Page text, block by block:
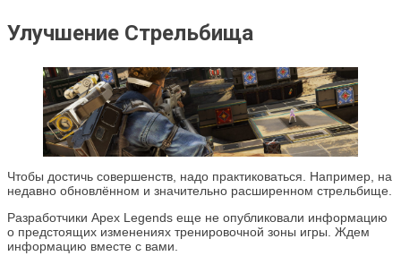
Улучшение Стрельбища
Чтобы достичь совершенств, надо практиковаться. Например, на
недавно обновлённом и значительно расширенном стрельбище.
Разработчики Apex Legends еще не опубликовали информацию
о предстоящих изменениях тренировочной зоны игры. Ждем
информацию вместе с вами.